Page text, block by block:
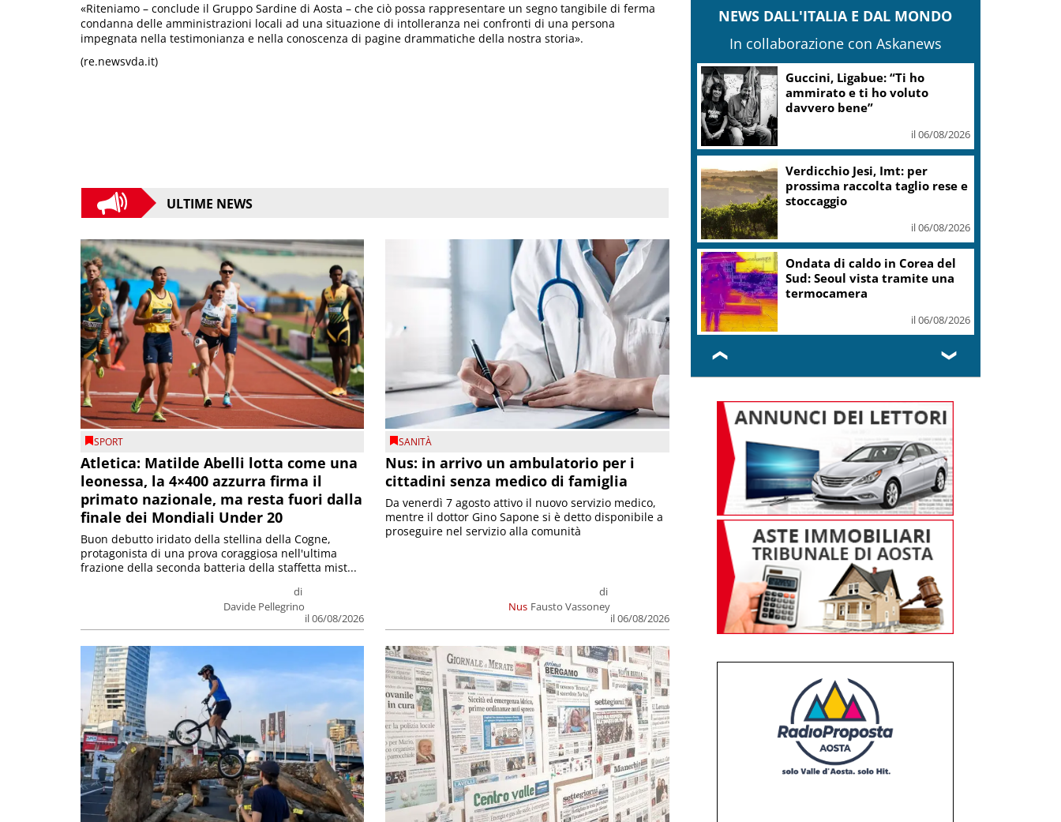
«Riteniamo – conclude il Gruppo Sardine di Aosta – che ciò possa rappresentare un segno tangibile di ferma
condanna delle amministrazioni locali ad una situazione di intolleranza nei confronti di una persona
impegnata nella testimonianza e nella conoscenza di pagine drammatiche della nostra storia».
(re.newsvda.it)
ULTIME NEWS
SPORT
Atletica: Matilde Abelli lotta come una
leonessa, la 4×400 azzurra firma il
primato nazionale, ma resta fuori dalla
finale dei Mondiali Under 20
di
Davide Pellegrino
il 06/08/2026
Buon debutto iridato della stellina della Cogne,
protagonista di una prova coraggiosa nell'ultima
frazione della seconda batteria della staffetta mist...
SANITÀ
Nus: in arrivo un ambulatorio per i
cittadini senza medico di famiglia
Nus
di
Fausto Vassoney
il 06/08/2026
Da venerdì 7 agosto attivo il nuovo servizio medico,
mentre il dottor Gino Sapone si è detto disponibile a
proseguire nel servizio alla comunità
NEWS DALL'ITALIA E DAL MONDO
In collaborazione con Askanews
Guccini, Ligabue: “Ti ho
ammirato e ti ho voluto
davvero bene”
il 06/08/2026
Verdicchio Jesi, Imt: per
prossima raccolta taglio rese e
stoccaggio
il 06/08/2026
Ondata di caldo in Corea del
Sud: Seoul vista tramite una
termocamera
il 06/08/2026
❮ ❯